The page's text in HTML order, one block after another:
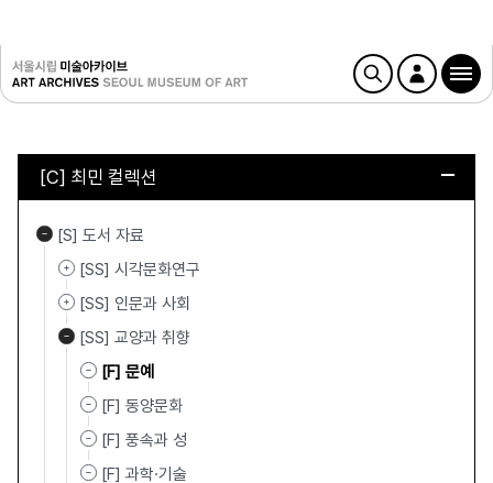
[C] 최민 컬렉션
[S] 도서 자료
[SS] 시각문화연구
[SS] 인문과 사회
[SS] 교양과 취향
[F] 문예
[F] 동양문화
[F] 풍속과 성
[F] 과학·기술